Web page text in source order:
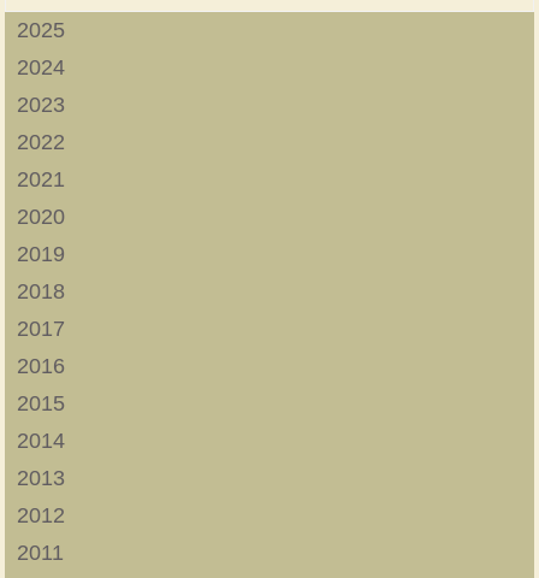
2025
2024
2023
2022
2021
2020
2019
2018
2017
2016
2015
2014
2013
2012
2011